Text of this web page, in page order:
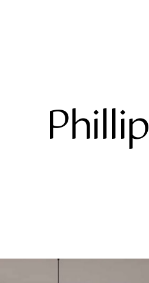
Phillip